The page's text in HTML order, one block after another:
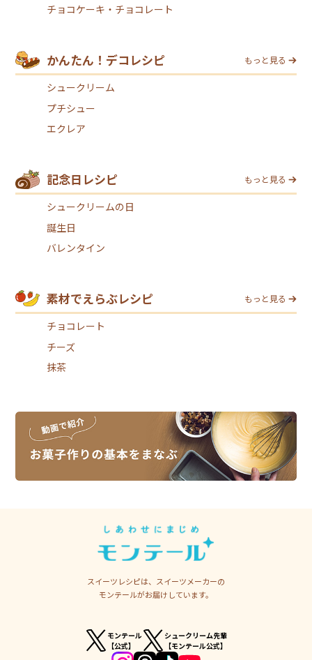
チョコケーキ・チョコレート
かんたん！デコレシピ もっと見る
シュークリーム
プチシュー
エクレア
記念日レシピ もっと見る
シュークリームの日
誕生日
バレンタイン
素材でえらぶレシピ もっと見る
チョコレート
チーズ
抹茶
スイーツレシピは、スイーツメーカーの
モンテールがお届けしています。
モンテール
【公式】
シュークリーム先輩
【モンテール公式】